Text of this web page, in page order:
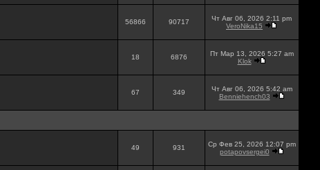
56866 90717
Чт Авг 06, 2026 2:11 pm
VeroNika15
18 6876
Пт Мар 13, 2026 5:27 am
Klok
67 349
Чт Авг 06, 2026 5:42 am
Benniehench03
49 931
Ср Фев 25, 2026 12:07 pm
potapovsergei0